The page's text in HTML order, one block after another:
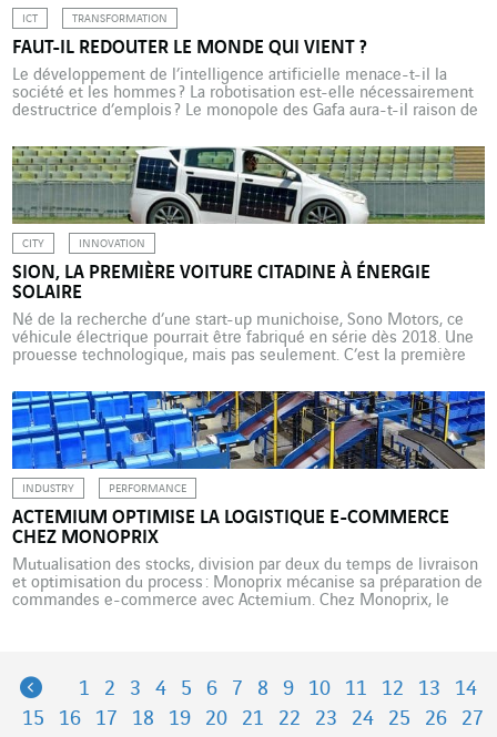
ICT TRANSFORMATION
FAUT-IL REDOUTER LE MONDE QUI VIENT ?
Le développement de l’intelligence artificielle menace-t-il la
société et les hommes ? La robotisation est-elle nécessairement
destructrice d’emplois ? Le monopole des Gafa aura-t-il raison de
Rosnay (1) et Hervé Adam, directeur général de VINCI Energies
France. A condition que l’on défende une vision collective et
connectée de l’humanité. […]
CITY INNOVATION
SION, LA PREMIÈRE VOITURE CITADINE À ÉNERGIE
SOLAIRE
Né de la recherche d’une start-up munichoise, Sono Motors, ce
véhicule électrique pourrait être fabriqué en série dès 2018. Une
prouesse technologique, mais pas seulement. C’est la première
solaire. Sion, petit bijou de technologie sur quatre roues, est le
fruit de quatre années de recherche et […]
INDUSTRY PERFORMANCE
ACTEMIUM OPTIMISE LA LOGISTIQUE E-COMMERCE
CHEZ MONOPRIX
Mutualisation des stocks, division par deux du temps de livraison
et optimisation du process : Monoprix mécanise sa préparation de
commandes e-commerce avec Actemium. Chez Monoprix, le
Previous
1 2 3 4 5 6 7 8 9 10 11 12 13
14
15
16 17 18 19 20 21 22 23 24 25 26
27